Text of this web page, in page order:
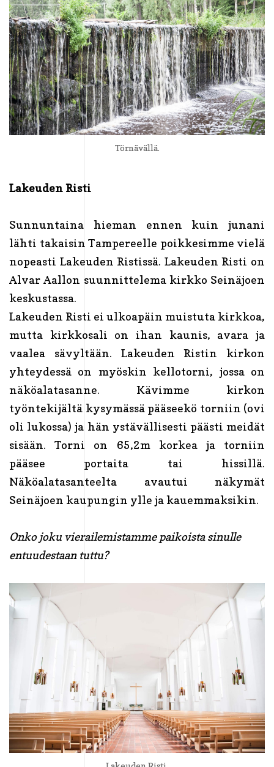
Törnävällä.
Lakeuden Risti
Sunnuntaina hieman ennen kuin junani
lähti takaisin Tampereelle poikkesimme vielä
nopeasti Lakeuden Ristissä. Lakeuden Risti on
Alvar Aallon suunnittelema kirkko Seinäjoen
keskustassa.
Lakeuden Risti ei ulkoapäin muistuta kirkkoa,
mutta kirkkosali on ihan kaunis, avara ja
vaalea sävyltään. Lakeuden Ristin kirkon
yhteydessä on myöskin kellotorni, jossa on
näköalatasanne. Kävimme kirkon
työntekijältä kysymässä pääseekö torniin (ovi
oli lukossa) ja hän ystävällisesti päästi meidät
sisään. Torni on 65,2m korkea ja torniin
pääsee portaita tai hissillä.
Näköalatasanteelta avautui näkymät
Seinäjoen kaupungin ylle ja kauemmaksikin.
Onko joku vierailemistamme paikoista sinulle
entuudestaan tuttu?